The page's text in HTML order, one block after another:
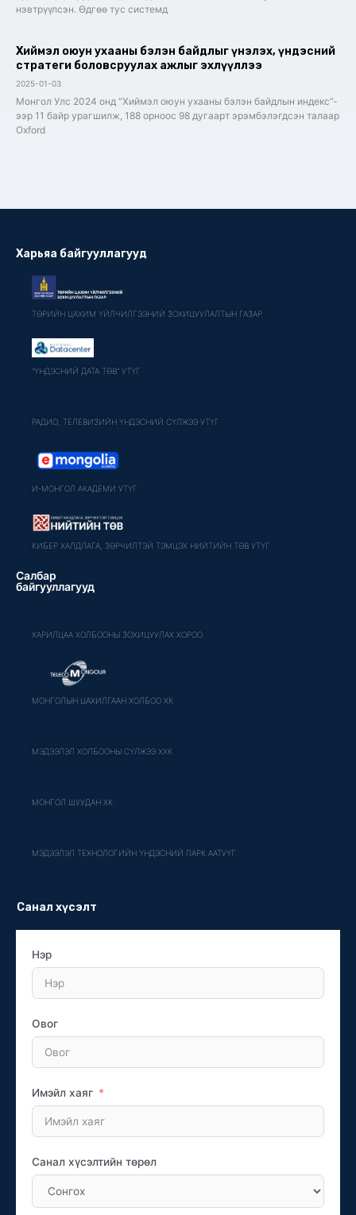
нэвтрүүлсэн. Өдгөө тус системд
Хиймэл оюун ухааны бэлэн байдлыг үнэлэх, үндэсний
стратеги боловсруулах ажлыг эхлүүллээ
2025-01-03
Монгол Улс 2024 онд “Хиймэл оюун ухааны бэлэн байдлын индекс”-
ээр 11 байр урагшилж, 188 орноос 98 дугаарт эрэмбэлэгдсэн талаар
Oxford
Харьяа байгууллагууд
ТӨРИЙН ЦАХИМ ҮЙЛЧИЛГЭЭНИЙ ЗОХИЦУУЛАЛТЫН ГАЗАР
"ҮНДЭСНИЙ ДАТА ТӨВ" УТҮГ
РАДИО, ТЕЛЕВИЗИЙН ҮНДЭСНИЙ СҮЛЖЭЭ УТҮГ
И-МОНГОЛ АКАДЕМИ УТҮГ
КИБЕР ХАЛДЛАГА, ЗӨРЧИЛТЭЙ ТЭМЦЭХ НИЙТИЙН ТӨВ УТҮГ
Салбар
байгууллагууд
ХАРИЛЦАА ХОЛБООНЫ ЗОХИЦУУЛАХ ХОРОО
МОНГОЛЫН ЦАХИЛГААН ХОЛБОО ХК
МЭДЭЭЛЭЛ ХОЛБООНЫ СҮЛЖЭЭ ХХК
МОНГОЛ ШУУДАН ХК
МЭДЭЭЛЭЛ ТЕХНОЛОГИЙН ҮНДЭСНИЙ ПАРК ААТУҮГ
Санал хүсэлт
Нэр
Овог
Имэйл хаяг
Санал хүсэлтийн төрөл